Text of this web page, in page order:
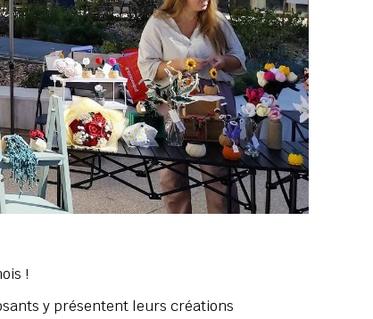
!
y présentent leurs créations